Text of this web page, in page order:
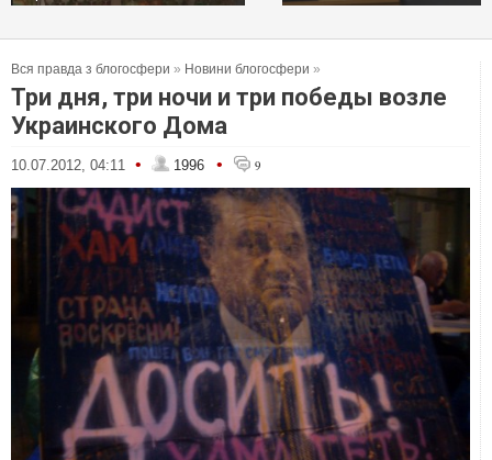
Вся правда з блогосфери » Новини блогосфери »
Три дня, три ночи и три победы возле
Украинского Дома
10.07.2012, 04:11 • 1996 • 9